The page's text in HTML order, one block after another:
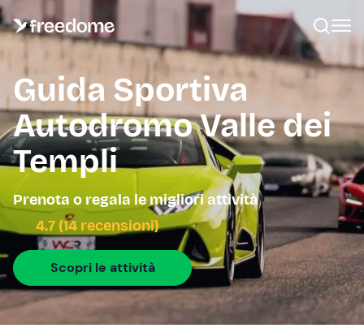
Guida Sportiva
Autodromo Valle dei
Templi
Prenota o regala le migliori attività
4.7 (14 recensioni)
Scopri le attività